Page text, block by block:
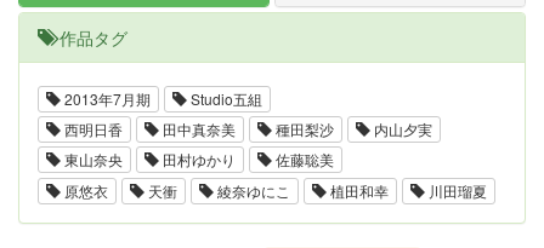
作品タグ
2013年7月期
Studio五組
西明日香
田中真奈美 種田梨沙
内山夕実
東山奈央
田村ゆかり
佐藤聡美
原悠衣
天衝 綾奈ゆにこ 植田和幸 川田瑠夏